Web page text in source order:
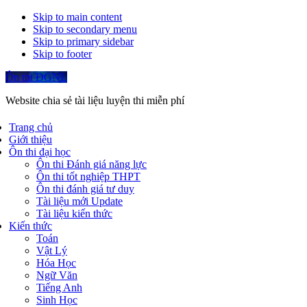
Skip to main content
Skip to secondary menu
Skip to primary sidebar
Skip to footer
Ôn thi ĐGNL
Website chia sẻ tài liệu luyện thi miễn phí
Trang chủ
Giới thiệu
Ôn thi đại học
Ôn thi Đánh giá năng lực
Ôn thi tốt nghiệp THPT
Ôn thi đánh giá tư duy
Tài liệu mới Update
Tài liệu kiến thức
Kiến thức
Toán
Vật Lý
Hóa Học
Ngữ Văn
Tiếng Anh
Sinh Học